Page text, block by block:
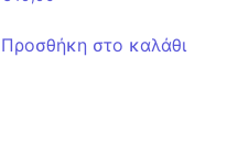
Προσθήκη στο καλάθι